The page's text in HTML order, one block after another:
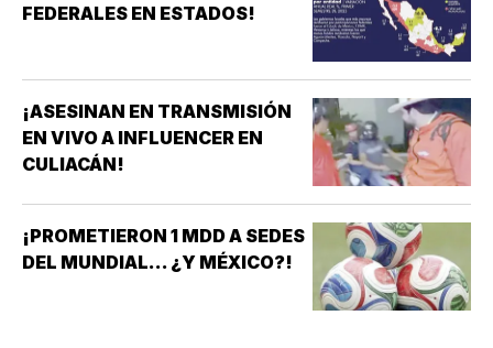
FEDERALES EN ESTADOS!
¡ASESINAN EN TRANSMISIÓN
EN VIVO A INFLUENCER EN
CULIACÁN!
¡PROMETIERON 1 MDD A SEDES
DEL MUNDIAL... ¿Y MÉXICO?!